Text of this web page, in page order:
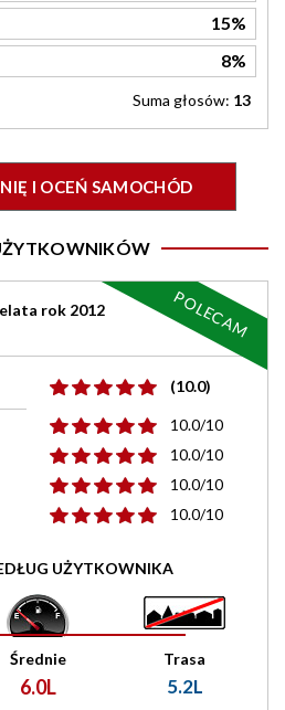
15%
8%
Suma głosów: 13
I OCEŃ SAMOCHÓD
rok 2012
(10.0)
10.0/10
10.0/10
10.0/10
10.0/10
UŻYTKOWNIKA
Średnie
6.0L
Trasa
5.2L
POLECAM